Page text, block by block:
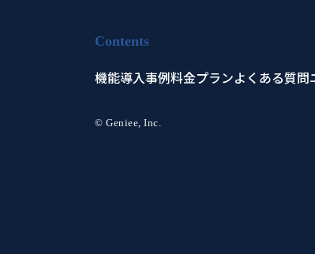
Contents
機能導入事例料金プランよくある質問
© Geniee, Inc.